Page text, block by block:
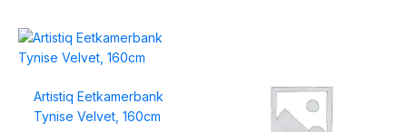
Artistiq Eetkamerbank
Tynise Velvet, 160cm